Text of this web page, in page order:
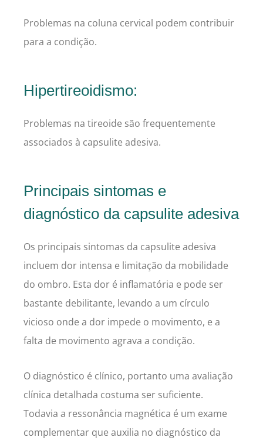
Problemas na coluna cervical podem contribuir
para a condição.
Hipertireoidismo:
Problemas na tireoide são frequentemente
associados à capsulite adesiva.
Principais sintomas e
diagnóstico da capsulite adesiva
Os principais sintomas da capsulite adesiva
incluem dor intensa e limitação da mobilidade
do ombro. Esta dor é inflamatória e pode ser
bastante debilitante, levando a um círculo
vicioso onde a dor impede o movimento, e a
falta de movimento agrava a condição.
O diagnóstico é clínico, portanto uma avaliação
clínica detalhada costuma ser suficiente.
Todavia a ressonância magnética é um exame
complementar que auxilia no diagnóstico da